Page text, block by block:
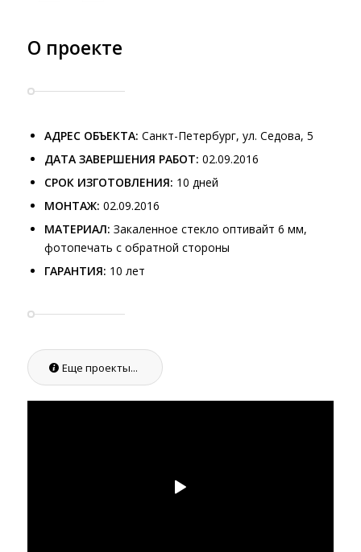
О проекте
АДРЕС ОБЪЕКТА: Санкт-Петербург, ул. Седова, 5
ДАТА ЗАВЕРШЕНИЯ РАБОТ: 02.09.2016
СРОК ИЗГОТОВЛЕНИЯ: 10 дней
МОНТАЖ: 02.09.2016
МАТЕРИАЛ: Закаленное стекло оптивайт 6 мм,
фотопечать с обратной стороны
ГАРАНТИЯ: 10 лет
Еще проекты...